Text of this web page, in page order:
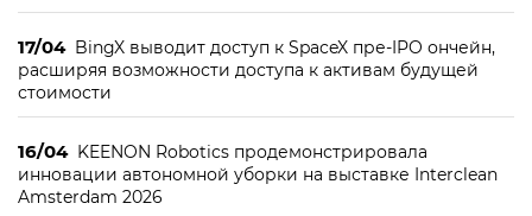
17/04 BingX выводит доступ к SpaceX пре-IPO ончейн,
расширяя возможности доступа к активам будущей
стоимости
16/04 KEENON Robotics продемонстрировала
инновации автономной уборки на выставке Interclean
Amsterdam 2026